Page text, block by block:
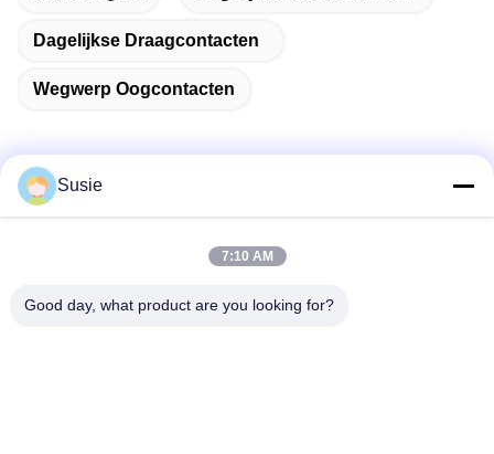
Dagelijkse Draagcontacten
Wegwerp Oogcontacten
Kamer 1101, gebouw 5, Gaosheng Times Square, 789
Susie
7:10 AM
Good day, what product are you looking for?